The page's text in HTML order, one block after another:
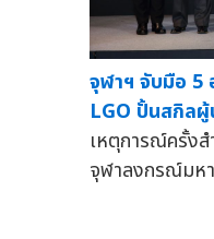
จุฬาฯ จับมือ 5
LGO ปั้นสกิล
เหตุการณ์ครั้งส
จุฬาลงกรณ์มห